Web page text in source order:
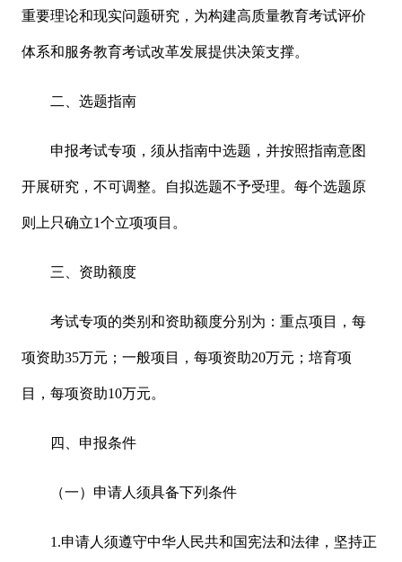
重要理论和现实问题研究，为构建高质量教育考试评价
体系和服务教育考试改革发展提供决策支撑。
二、选题指南
申报考试专项，须从指南中选题，并按照指南意图
开展研究，不可调整。自拟选题不予受理。每个选题原
则上只确立1个立项项目。
三、资助额度
考试专项的类别和资助额度分别为：重点项目，每
项资助35万元；一般项目，每项资助20万元；培育项
目，每项资助10万元。
四、申报条件
（一）申请人须具备下列条件
1.申请人须遵守中华人民共和国宪法和法律，坚持正